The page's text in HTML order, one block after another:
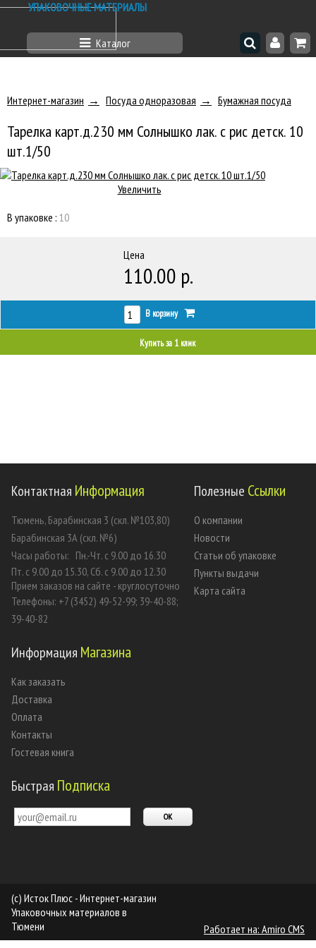
УПАКОВОЧНЫЕ МАТЕРИАЛЫ
Каталог
Интернет-магазин Посуда одноразовая Бумажная посуда
Тарелка карт.д.230 мм Солнышко лак. с рис детск. 10
шт.1/50
Увеличить
В упаковке : 10
Цена
110.00 р.
В корзину
Купить за 1 клик
Контактная Информация
Тюмень, Барабинская 3 (скл. №103,80)
Барабинская 3А (скл. №6)
Часы работы: Пн.-Чт. с 9.00 до 16.30
Пт. с 9.00 до 15.30, Сб. с 9.00 до 12.30
Прием заказов на сайте - круглосуточно
Телефоны: +7 (3452) 49-52-99; 39-40-88;
39-40-82
Полезные Ссылки
О компании
Новости
Статьи об упаковке
Пункты выдачи
Карта сайта
Информация Магазина
Как заказать
Доставка
Оплата
Контакты
Гостевая книга
Быстрая Подписка
(c) Исток Плюс - Интернет-магазин
Упаковочных материалов в
Тюмени
Работает на: Amiro CMS